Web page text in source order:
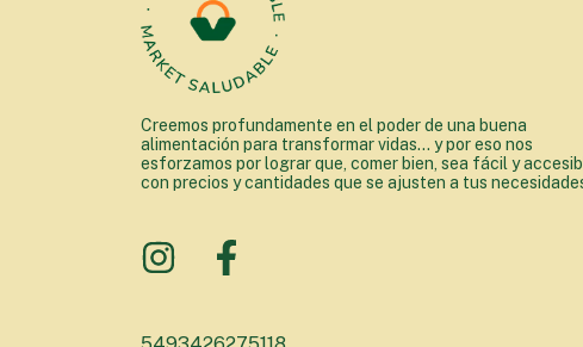
Creemos profundamente en el poder de una buena
alimentación para transformar vidas... y por eso nos
esforzamos por lograr que, comer bien, sea fácil y
con precios y cantidades que se ajusten a tus